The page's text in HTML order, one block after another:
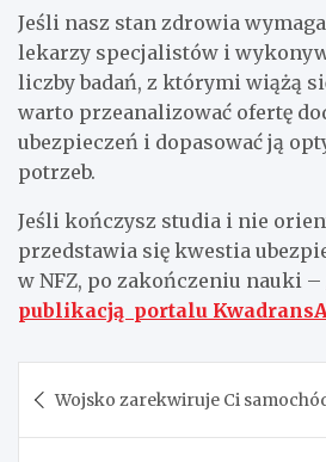
Jeśli nasz stan zdrowia
lekarzy specjalistów i
liczby badań, z którymi wiążą
warto przeanalizować ofertę
ubezpieczeń i dopasować ją
potrzeb.
Jeśli kończysz studia i nie
przedstawia się kwestia
w NFZ, po zakończeniu nauki –
publikacją portalu
wpisu
Wojsko zarekwiruje Ci